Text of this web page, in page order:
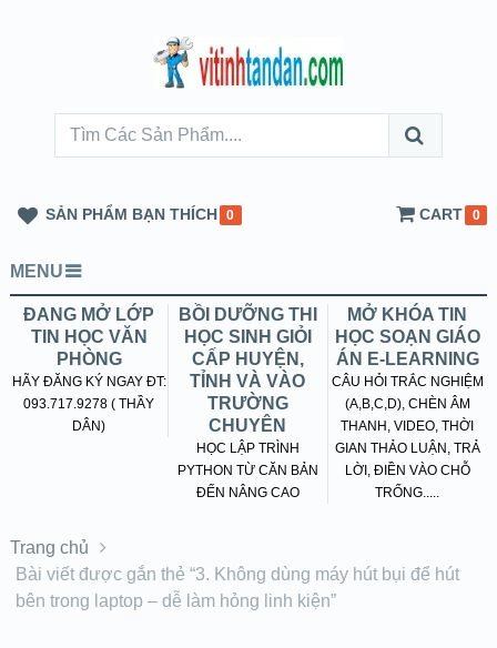
SẢN PHẨM BẠN THÍCH 0 CART 0
MENU
ĐANG MỞ LỚP
TIN HỌC VĂN
PHÒNG
HÃY ĐĂNG KÝ NGAY ĐT:
093.717.9278 ( THẦY
DÂN)
BỒI DƯỠNG THI
HỌC SINH GIỎI
CẤP HUYỆN,
TỈNH VÀ VÀO
TRƯỜNG
CHUYÊN
HỌC LẬP TRÌNH
PYTHON TỪ CĂN BẢN
ĐẾN NÂNG CAO
MỞ KHÓA TIN
HỌC SOẠN GIÁO
ÁN E-LEARNING
CÂU HỎI TRẮC NGHIỆM
(A,B,C,D), CHÈN ÂM
THANH, VIDEO, THỜI
GIAN THẢO LUẬN, TRẢ
LỜI, ĐIỀN VÀO CHỖ
TRỐNG.....
Trang chủ
Bài viết được gắn thẻ “3. Không dùng máy hút bụi để hút
bên trong laptop – dễ làm hỏng linh kiện”